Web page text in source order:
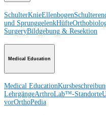
SchulterKnieEllenbogen
und SprunggelenkHüfte
SurgeryBildgebung & Resektion
Medical Education
Medical Education
LehrgängeArthroLab™-Standorte
vorOrthoPedia